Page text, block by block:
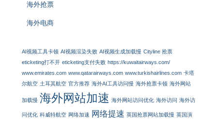
海外抢票
海外电商
AI视频工具卡顿 AI视频渲染失败 AI视频生成加载慢 Cityline 抢票
eticketing打不开 eticketing支付失败 https://kuwaitairways.com/
www.emirates.com www.qatarairways.com www.turkishairlines.com 卡塔
尔航空 土耳其航空 官方推荐 海外AI工具访问慢 海外抢票卡顿 海外网站
加载慢 海外网站加速 海外网站访问优化 海外访问 海外访
问优化 科威特航空 网络加速 网络提速 英国抢票网站加载慢 英国演